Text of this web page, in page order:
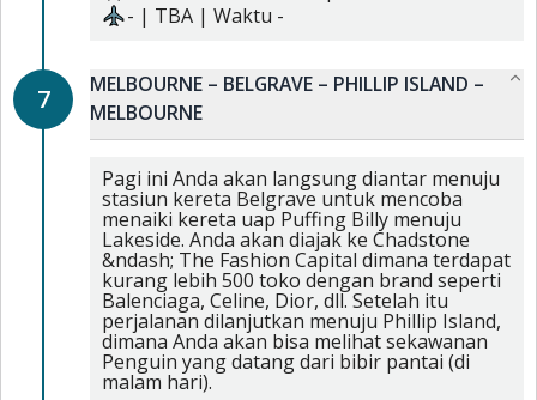
- | TBA | Waktu -
7
MELBOURNE – BELGRAVE – PHILLIP ISLAND –
MELBOURNE
Pagi ini Anda akan langsung diantar menuju
stasiun kereta Belgrave untuk mencoba
menaiki kereta uap Puffing Billy menuju
Lakeside. Anda akan diajak ke Chadstone
&ndash; The Fashion Capital dimana terdapat
kurang lebih 500 toko dengan brand seperti
Balenciaga, Celine, Dior, dll. Setelah itu
perjalanan dilanjutkan menuju Phillip Island,
dimana Anda akan bisa melihat sekawanan
Penguin yang datang dari bibir pantai (di
malam hari).